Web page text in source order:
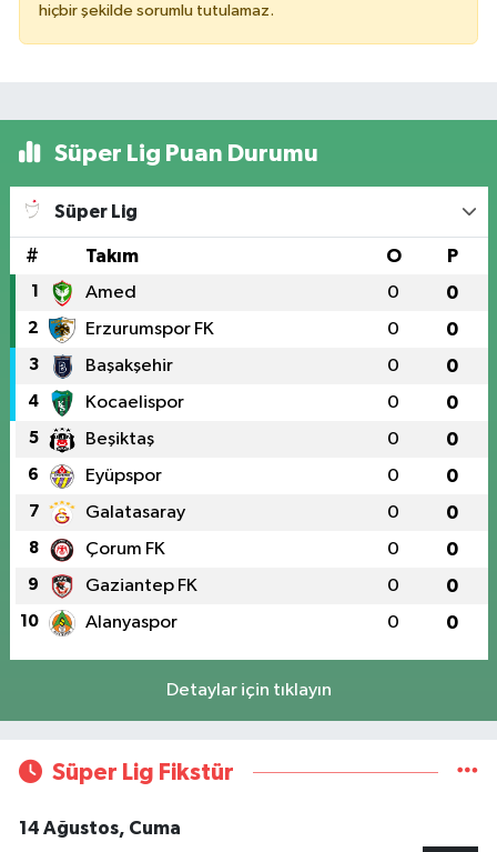
hiçbir şekilde sorumlu tutulamaz.
Süper Lig Puan Durumu
Süper Lig
# Takım O P
1 Amed 0 0
2 Erzurumspor FK 0 0
3 Başakşehir 0 0
4 Kocaelispor 0 0
5 Beşiktaş 0 0
6 Eyüpspor 0 0
7 Galatasaray 0 0
8 Çorum FK 0 0
9 Gaziantep FK 0 0
10 Alanyaspor 0 0
Detaylar için tıklayın
Süper Lig Fikstür
14 Ağustos, Cuma